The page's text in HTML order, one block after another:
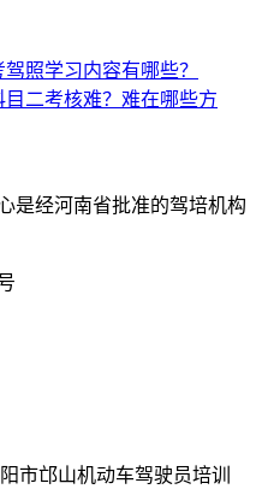
照学习内容有哪些？
二考核难？难在哪些方
是经河南省批准的驾培机构
市邙山机动车驾驶员培训